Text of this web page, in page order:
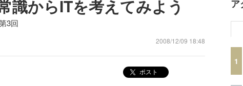
識からITを考えてみよう
3回
2008/12/09 18:48
ポスト
ア
1